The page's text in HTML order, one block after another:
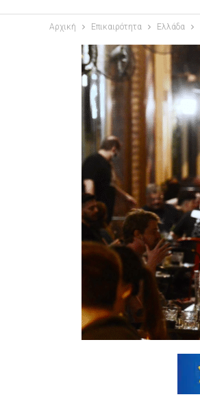
Αρχική Επικαιρότητα Ελλάδα